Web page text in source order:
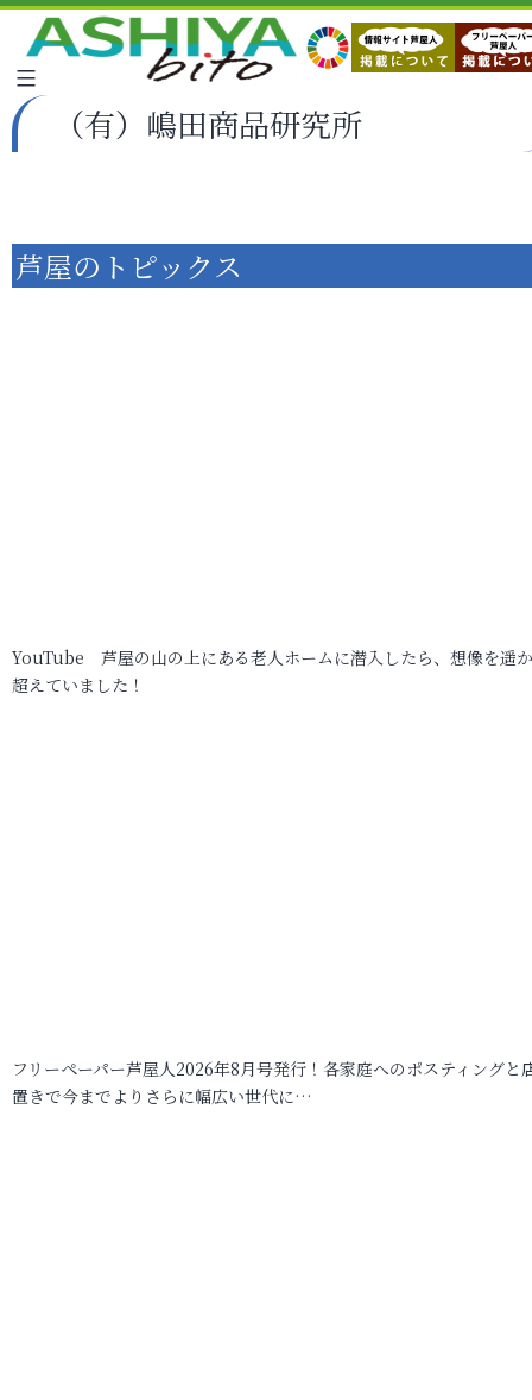
（有）嶋田商品研究所
芦屋のトピックス
YouTube 芦屋の山の上にある老人ホームに潜入したら、想像を遥
超えていました！
フリーペーパー芦屋人2026年8月号発行！各家庭へのポスティングと
置きで今までよりさらに幅広い世代に…